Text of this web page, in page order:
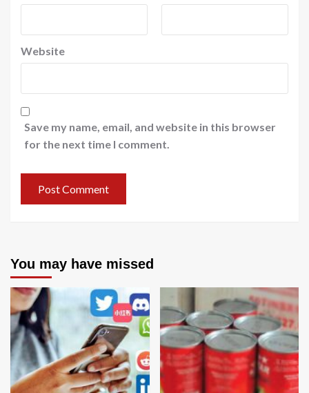
Website
Save my name, email, and website in this browser
for the next time I comment.
You may have missed